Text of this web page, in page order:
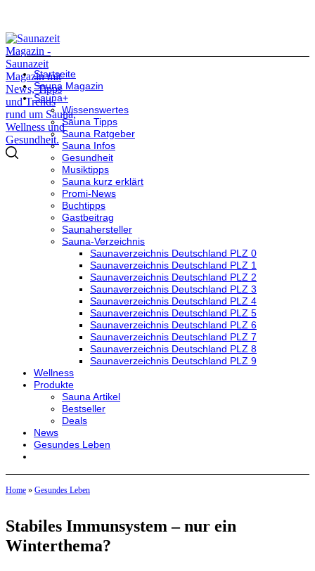
Startseite
Sauna Magazin
Sauna+
Wissenswertes
Sauna Tipps
Sauna Ratgeber
Sauna Infos
Gesundheit
Musiktipps
Sauna kurz erklärt
Promi-News
Buchtipps
Gastbeitrag
Saunahersteller
Sauna-Verzeichnis
Saunaverzeichnis Deutschland PLZ 0
Saunaverzeichnis Deutschland PLZ 1
Saunaverzeichnis Deutschland PLZ 2
Saunaverzeichnis Deutschland PLZ 3
Saunaverzeichnis Deutschland PLZ 4
Saunaverzeichnis Deutschland PLZ 5
Saunaverzeichnis Deutschland PLZ 6
Saunaverzeichnis Deutschland PLZ 7
Saunaverzeichnis Deutschland PLZ 8
Saunaverzeichnis Deutschland PLZ 9
Wellness
Produkte
Sauna Artikel
Bestseller
Deals
News
Gesundes Leben
Home » Gesundes Leben
Stabiles Immunsystem – nur ein
Winterthema?